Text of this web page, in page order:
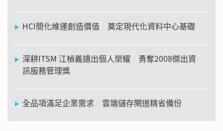
HCI簡化維運創造價值 奠定現代化資料中心基礎
深耕ITSM 江楨義譜出個人榮耀 勇奪2008傑出資
訊服務管理獎
全品項滿足企業需求 雲端儲存閘道精省備份